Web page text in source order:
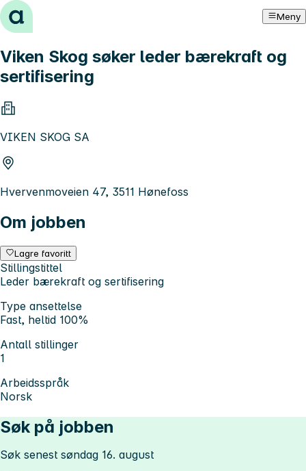
Hopp til innhold Meny
Viken Skog søker leder bærekraft og
sertifisering
VIKEN SKOG SA
Hvervenmoveien 47, 3511 Hønefoss
Om jobben
Lagre favoritt
Stillingstittel
Leder bærekraft og sertifisering
Type ansettelse
Fast, heltid 100%
Antall stillinger
1
Arbeidsspråk
Norsk
Søk på jobben
Søk senest søndag 16. august